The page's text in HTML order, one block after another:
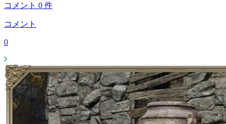
コメント 0 件
コメント
0